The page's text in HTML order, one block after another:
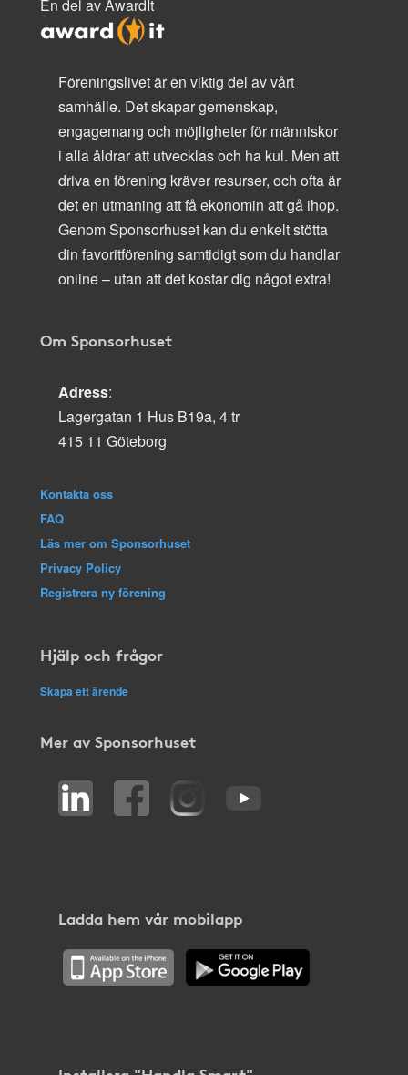
En del av AwardIt
Föreningslivet är en viktig del av vårt
samhälle. Det skapar gemenskap,
engagemang och möjligheter för människor
i alla åldrar att utvecklas och ha kul. Men att
driva en förening kräver resurser, och ofta är
det en utmaning att få ekonomin att gå ihop.
Genom Sponsorhuset kan du enkelt stötta
din favoritförening samtidigt som du handlar
online – utan att det kostar dig något extra!
Om Sponsorhuset
Adress:
Lagergatan 1 Hus B19a, 4 tr
415 11 Göteborg
Kontakta oss
FAQ
Läs mer om Sponsorhuset
Privacy Policy
Registrera ny förening
Hjälp och frågor
Skapa ett ärende
Mer av Sponsorhuset
Ladda hem vår mobilapp